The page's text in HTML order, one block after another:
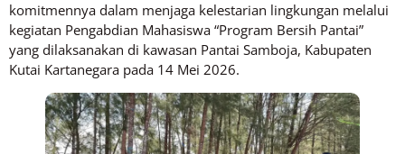
komitmennya dalam menjaga kelestarian lingkungan melalui
kegiatan Pengabdian Mahasiswa “Program Bersih Pantai”
yang dilaksanakan di kawasan Pantai Samboja, Kabupaten
Kutai Kartanegara pada 14 Mei 2026.